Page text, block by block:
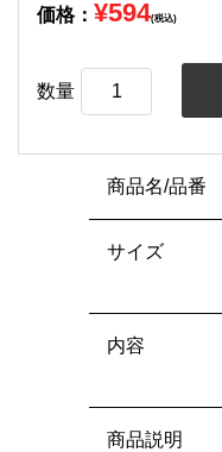
価格： ¥594(税込)
数量
商品名/品番
サイズ
内容
商品説明